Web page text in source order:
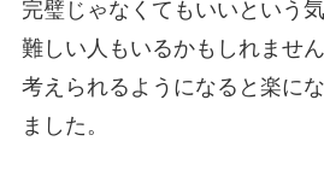
完璧じゃなくてもいいという
難しい人もいるかもしれませ
考えられるようになると楽に
ました。